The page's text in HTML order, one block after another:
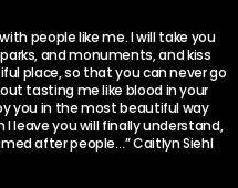
people like me. I will take you
and monuments, and kiss
place, so that you can never go
tasting me like blood in your
you in the most beautiful way
I leave you will finally understand,
after people…” Caitlyn Siehl